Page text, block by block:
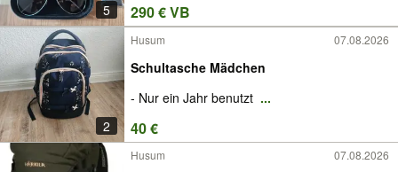
5 290 € VB
2
Husum 07.08.2026
Schultasche Mädchen
- Nur ein Jahr benutzt ...
40 €
Husum 07.08.2026